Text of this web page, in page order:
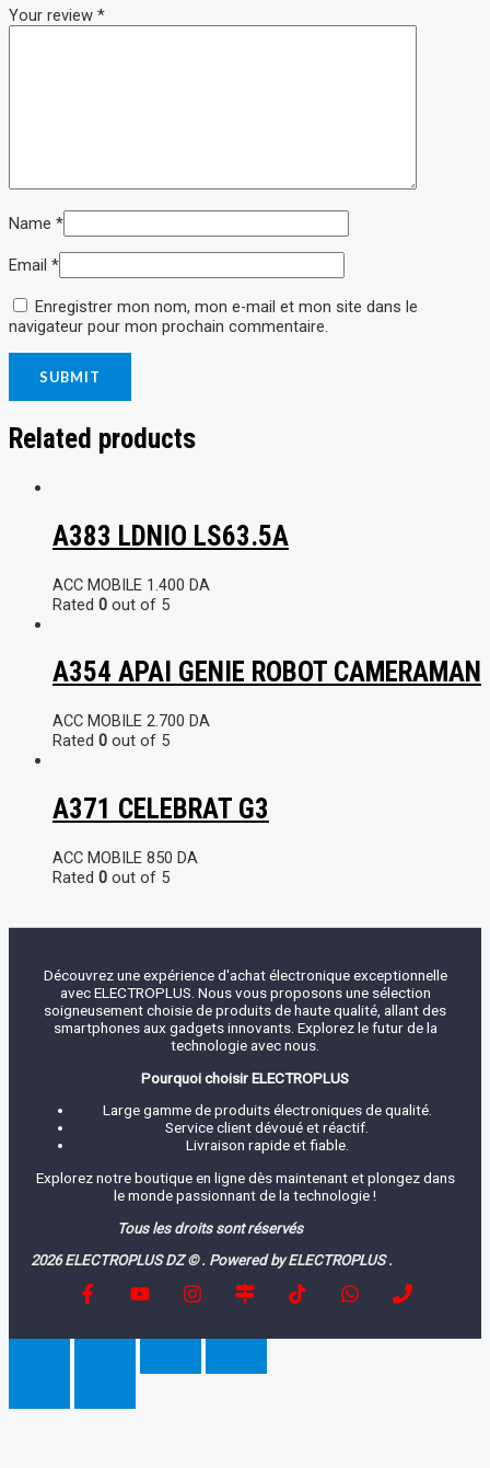
Your review *
Name *
Email *
Enregistrer mon nom, mon e-mail et mon site dans le
navigateur pour mon prochain commentaire.
Related products
A383 LDNIO LS63.5A
ACC MOBILE 1.400 DA
Rated 0 out of 5
A354 APAI GENIE ROBOT CAMERAMAN
ACC MOBILE 2.700 DA
Rated 0 out of 5
A371 CELEBRAT G3
ACC MOBILE 850 DA
Rated 0 out of 5
Découvrez une expérience d'achat électronique exceptionnelle
avec ELECTROPLUS. Nous vous proposons une sélection
soigneusement choisie de produits de haute qualité, allant des
smartphones aux gadgets innovants. Explorez le futur de la
technologie avec nous.
Pourquoi choisir ELECTROPLUS
Large gamme de produits électroniques de qualité.
Service client dévoué et réactif.
Livraison rapide et fiable.
Explorez notre boutique en ligne dès maintenant et plongez dans
le monde passionnant de la technologie !
Tous les droits sont réservés
2026 ELECTROPLUS DZ © . Powered by ELECTROPLUS .